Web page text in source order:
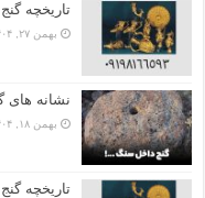
تاریخچه
بهمن ۲۷, ۱۴۰۴
نشانه های
بهمن ۱۸, ۱۴۰۴
تاریخچه